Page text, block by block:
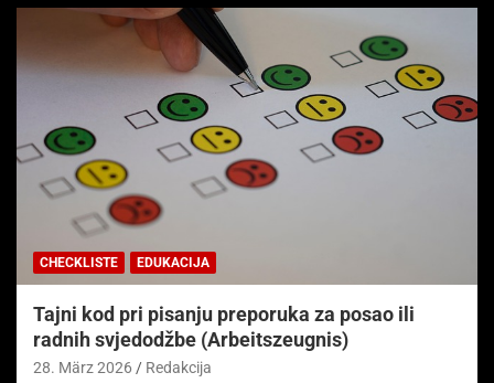
CHECKLISTE EDUKACIJA
Tajni kod pri pisanju preporuka za posao ili
radnih svjedodžbe (Arbeitszeugnis)
28. März 2026 Redakcija